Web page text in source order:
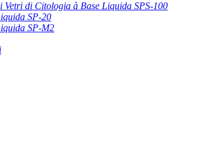
Vetri di Citologia à Base Liquida SPS-100
SP-20
SP-M2